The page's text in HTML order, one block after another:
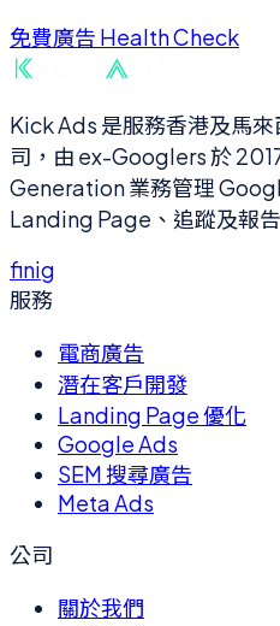
免費廣告 Health Check
Kick Ads 是服務香港及馬
司，由 ex-Googlers 於
Generation 業務管理
Landing Page、追蹤及報告
finig
服務
電商廣告
潛在客戶開發
Landing Page 優化
Google Ads
SEM 搜尋廣告
Meta Ads
公司
關於我們